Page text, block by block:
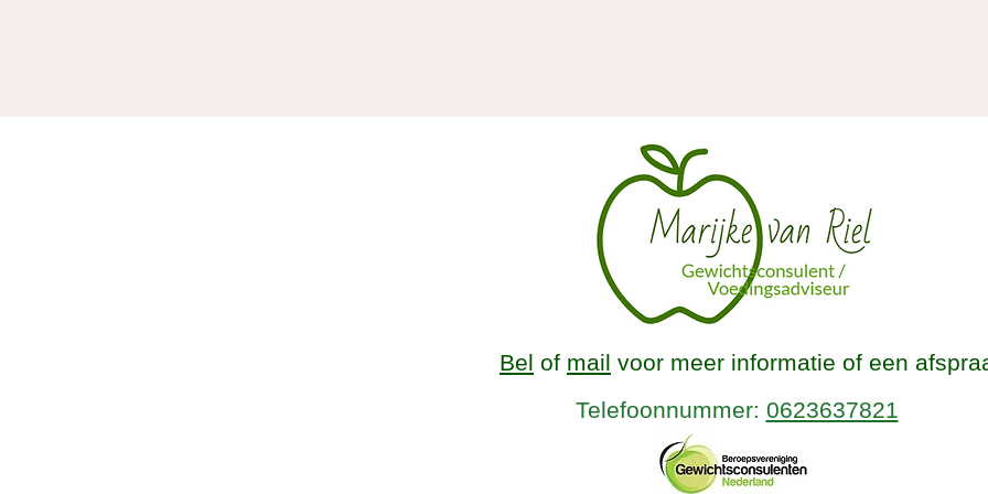
Bel of mail voor meer informatie of een
Telefoonnummer: 0623637821